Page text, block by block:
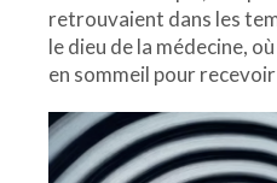
retrouvaient dans les
le dieu de la médecine,
en sommeil pour